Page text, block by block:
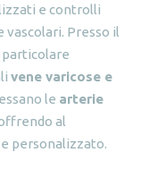
e controlli
Presso il
vene varicose e
le arterie
al
personalizzato.